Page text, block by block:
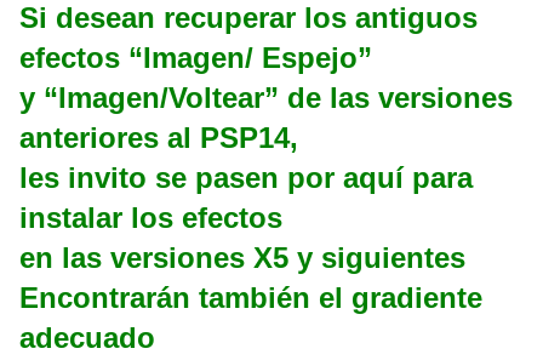
Si desean recuperar los antiguos
efectos “Imagen/ Espejo”
y “Imagen/Voltear” de las versiones
anteriores al PSP14,
les invito se pasen por aquí para
instalar los efectos
en las versiones X5 y siguientes
Encontrarán también el gradiente
adecuado